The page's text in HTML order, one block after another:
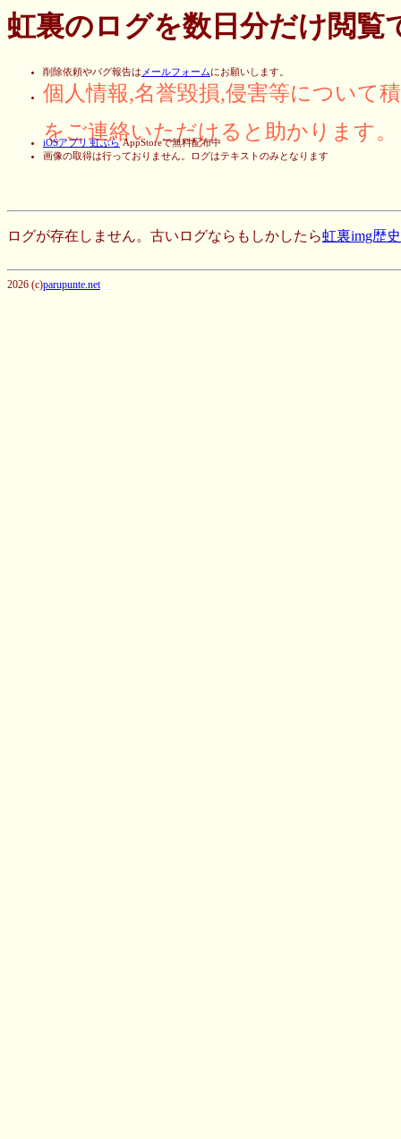
虹裏のログを数日分だけ閲覧
削除依頼やバグ報告はメールフォームにお願いします。
個人情報,名誉毀損,侵害等について
をご連絡いただけると助かります。
iOSアプリ 虹ぶらAppStoreで無料配布中
画像の取得は行っておりません。ログはテキストのみとなります
ログが存在しません。古いログならもしかしたら虹裏img歴
2026 (c)parupunte.net